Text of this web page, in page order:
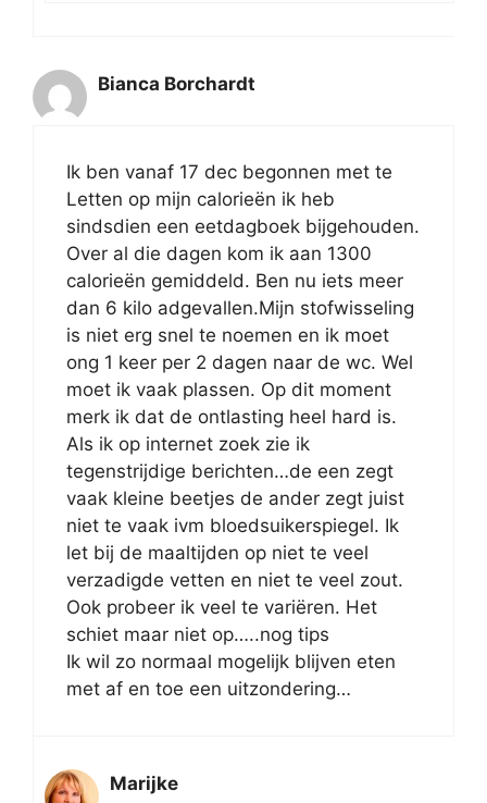
Bianca Borchardt
Ik ben vanaf 17 dec begonnen met te
Letten op mijn calorieën ik heb
sindsdien een eetdagboek bijgehouden.
Over al die dagen kom ik aan 1300
calorieën gemiddeld. Ben nu iets meer
dan 6 kilo adgevallen.Mijn stofwisseling
is niet erg snel te noemen en ik moet
ong 1 keer per 2 dagen naar de wc. Wel
moet ik vaak plassen. Op dit moment
merk ik dat de ontlasting heel hard is.
Als ik op internet zoek zie ik
tegenstrijdige berichten…de een zegt
vaak kleine beetjes de ander zegt juist
niet te vaak ivm bloedsuikerspiegel. Ik
let bij de maaltijden op niet te veel
verzadigde vetten en niet te veel zout.
Ook probeer ik veel te variëren. Het
schiet maar niet op…..nog tips
Ik wil zo normaal mogelijk blijven eten
met af en toe een uitzondering…
Marijke